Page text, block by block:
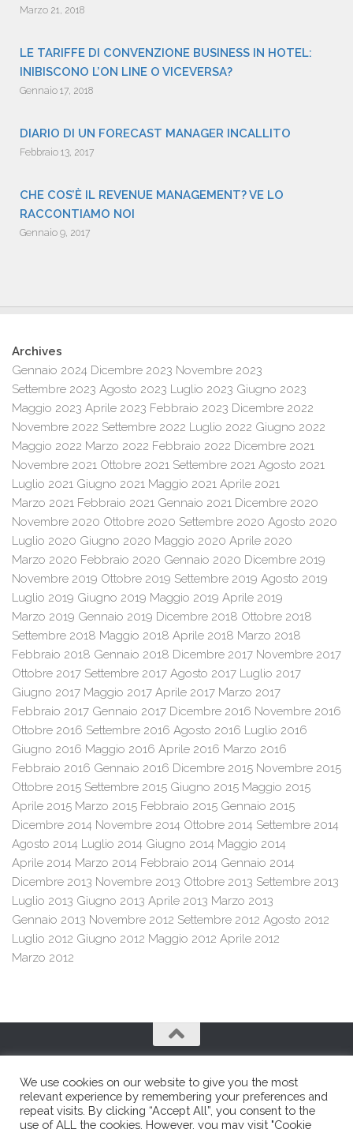
Marzo 21, 2018
LE TARIFFE DI CONVENZIONE BUSINESS IN HOTEL:
INIBISCONO L’ON LINE O VICEVERSA?
Gennaio 17, 2018
DIARIO DI UN FORECAST MANAGER INCALLITO
Febbraio 13, 2017
CHE COS’È IL REVENUE MANAGEMENT? VE LO
RACCONTIAMO NOI
Gennaio 9, 2017
Archives
Gennaio 2024 Dicembre 2023 Novembre 2023
Settembre 2023 Agosto 2023 Luglio 2023 Giugno 2023
Maggio 2023 Aprile 2023 Febbraio 2023 Dicembre 2022
Novembre 2022 Settembre 2022 Luglio 2022 Giugno 2022
Maggio 2022 Marzo 2022 Febbraio 2022 Dicembre 2021
Novembre 2021 Ottobre 2021 Settembre 2021 Agosto 2021
Luglio 2021 Giugno 2021 Maggio 2021 Aprile 2021
Marzo 2021 Febbraio 2021 Gennaio 2021 Dicembre 2020
Novembre 2020 Ottobre 2020 Settembre 2020 Agosto 2020
Luglio 2020 Giugno 2020 Maggio 2020 Aprile 2020
Marzo 2020 Febbraio 2020 Gennaio 2020 Dicembre 2019
Novembre 2019 Ottobre 2019 Settembre 2019 Agosto 2019
Luglio 2019 Giugno 2019 Maggio 2019 Aprile 2019
Marzo 2019 Gennaio 2019 Dicembre 2018 Ottobre 2018
Settembre 2018 Maggio 2018 Aprile 2018 Marzo 2018
Febbraio 2018 Gennaio 2018 Dicembre 2017 Novembre 2017
Ottobre 2017 Settembre 2017 Agosto 2017 Luglio 2017
Giugno 2017 Maggio 2017 Aprile 2017 Marzo 2017
Febbraio 2017 Gennaio 2017 Dicembre 2016 Novembre 2016
Ottobre 2016 Settembre 2016 Agosto 2016 Luglio 2016
Giugno 2016 Maggio 2016 Aprile 2016 Marzo 2016
Febbraio 2016 Gennaio 2016 Dicembre 2015 Novembre 2015
Ottobre 2015 Settembre 2015 Giugno 2015 Maggio 2015
Aprile 2015 Marzo 2015 Febbraio 2015 Gennaio 2015
Dicembre 2014 Novembre 2014 Ottobre 2014 Settembre 2014
Agosto 2014 Luglio 2014 Giugno 2014 Maggio 2014
Aprile 2014 Marzo 2014 Febbraio 2014 Gennaio 2014
Dicembre 2013 Novembre 2013 Ottobre 2013 Settembre 2013
Luglio 2013 Giugno 2013 Aprile 2013 Marzo 2013
Gennaio 2013 Novembre 2012 Settembre 2012 Agosto 2012
Luglio 2012 Giugno 2012 Maggio 2012 Aprile 2012
Marzo 2012
Franco e Franco SRL © 2026. All Rights Reserved.
We use cookies on our website to give you the most
relevant experience by remembering your preferences and
repeat visits. By clicking “Accept All”, you consent to the
use of ALL the cookies. However, you may visit "Cookie